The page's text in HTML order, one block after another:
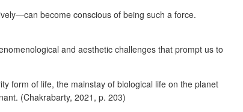
become conscious of being such a force.
and aesthetic challenges that prompt us to
form of life, the mainstay of biological life on the planet
(Chakrabarty, 2021, p. 203)